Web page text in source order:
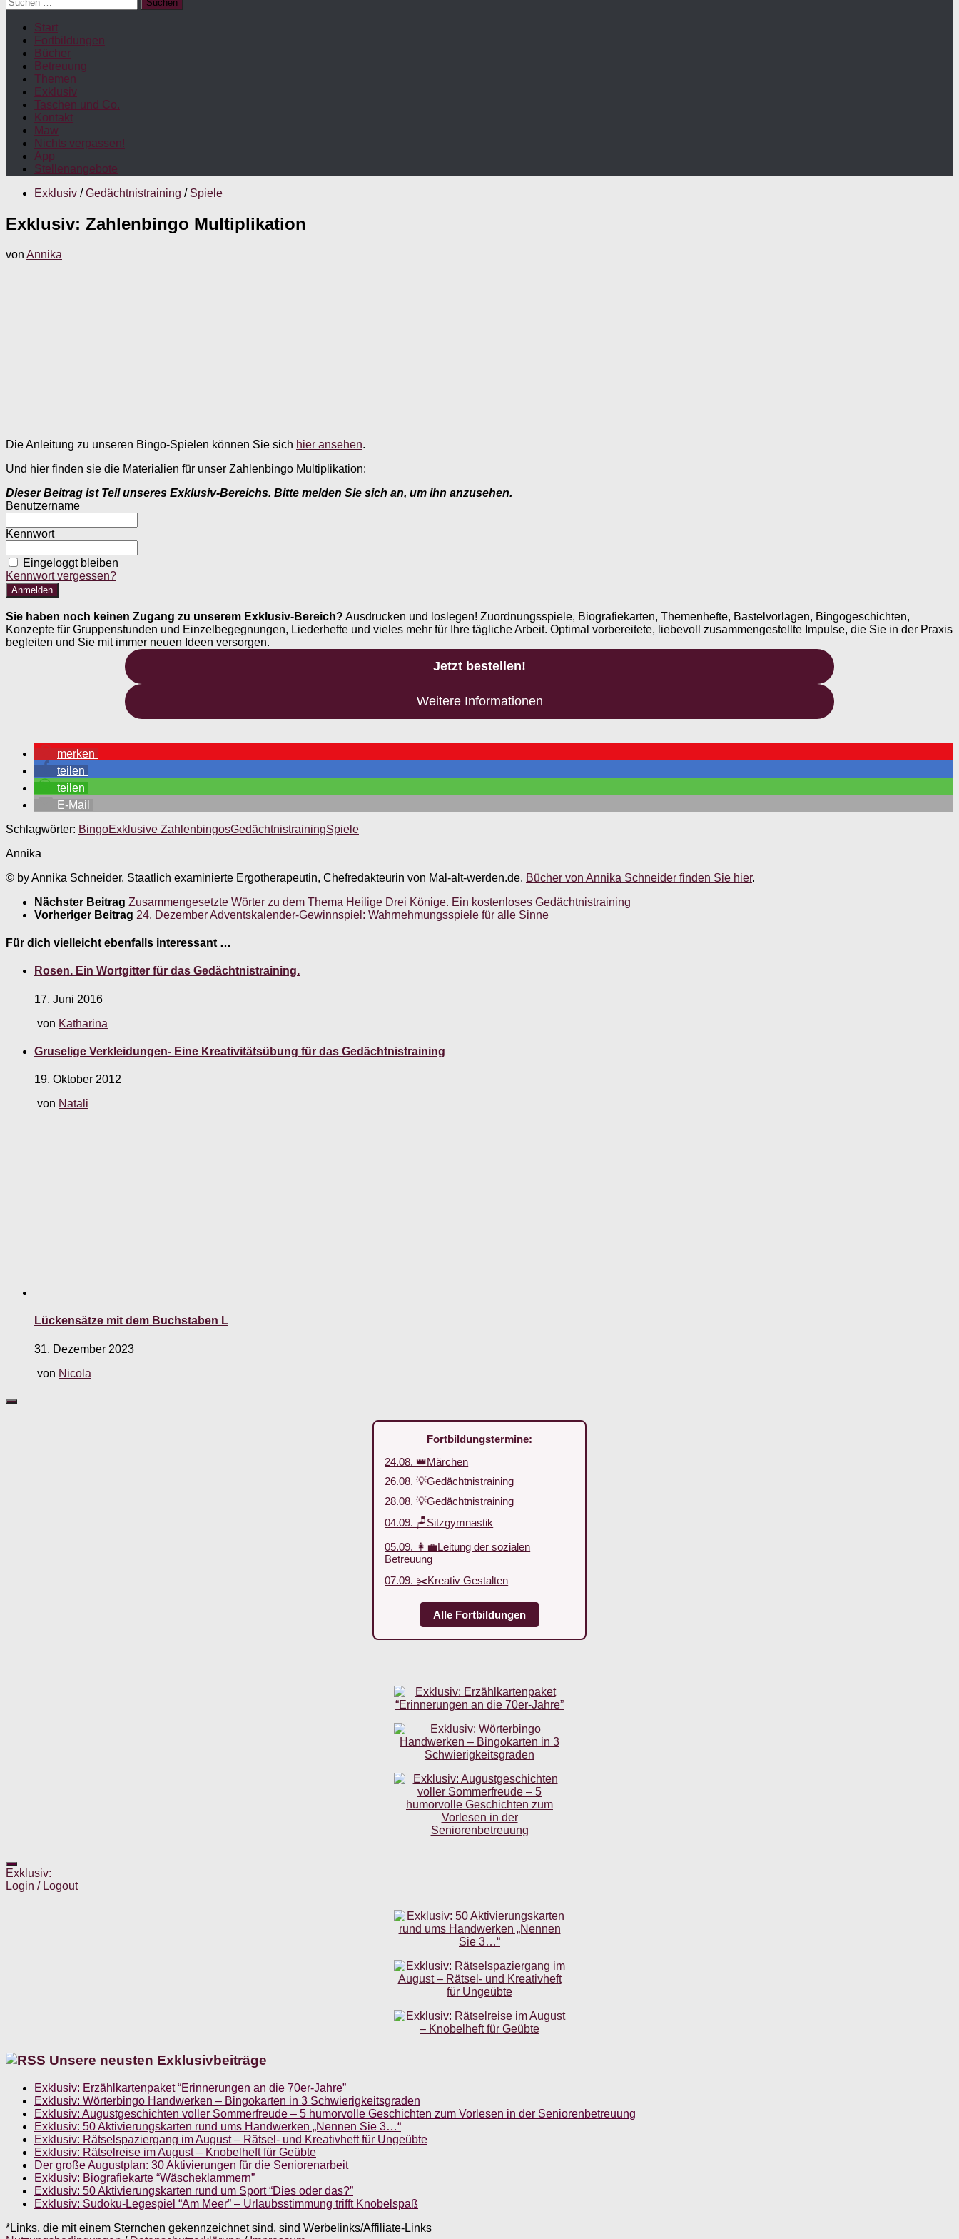
nach:
Start
Fortbildungen
Bücher
Betreuung
Themen
Exklusiv
Taschen und Co.
Kontakt
Maw
Nichts verpassen!
App
Stellenangebote
Exklusiv / Gedächtnistraining / Spiele
Exklusiv: Zahlenbingo Multiplikation
von Annika
Die Anleitung zu unseren Bingo-Spielen können Sie sich hier ansehen.
Und hier finden sie die Materialien für unser Zahlenbingo Multiplikation:
Dieser Beitrag ist Teil unseres Exklusiv-Bereichs. Bitte melden Sie sich an, um ihn anzusehen.
Benutzername
Kennwort
Eingeloggt bleiben
Kennwort vergessen?
Sie haben noch keinen Zugang zu unserem Exklusiv-Bereich? Ausdrucken und loslegen! Zuordnungsspiele, Biografiekarten, Themenhefte, Bastelvorlagen, Bingogeschichten,
Konzepte für Gruppenstunden und Einzelbegegnungen, Liederhefte und vieles mehr für Ihre tägliche Arbeit. Optimal vorbereitete, liebevoll zusammengestellte Impulse, die Sie in der Praxis
begleiten und Sie mit immer neuen Ideen versorgen.
Jetzt bestellen!
Weitere Informationen
merken
teilen
teilen
E-Mail
Schlagwörter: BingoExklusive ZahlenbingosGedächtnistrainingSpiele
Annika
© by Annika Schneider. Staatlich examinierte Ergotherapeutin, Chefredakteurin von Mal-alt-werden.de. Bücher von Annika Schneider finden Sie hier.
Nächster Beitrag Zusammengesetzte Wörter zu dem Thema Heilige Drei Könige. Ein kostenloses Gedächtnistraining
Vorheriger Beitrag 24. Dezember Adventskalender-Gewinnspiel: Wahrnehmungsspiele für alle Sinne
Für dich vielleicht ebenfalls interessant …
Rosen. Ein Wortgitter für das Gedächtnistraining.
17. Juni 2016
von Katharina
Gruselige Verkleidungen- Eine Kreativitätsübung für das Gedächtnistraining
19. Oktober 2012
von Natali
Lückensätze mit dem Buchstaben L
31. Dezember 2023
von Nicola
Fortbildungstermine:
24.08. 👑Märchen
26.08. 💡Gedächtnistraining
28.08. 💡Gedächtnistraining
04.09. 🪑Sitzgymnastik
05.09. 👩‍💼Leitung der sozialen
Betreuung
07.09. ✂️Kreativ Gestalten
Alle Fortbildungen
Exklusiv:
Login / Logout
Unsere neusten Exklusivbeiträge
Exklusiv: Erzählkartenpaket “Erinnerungen an die 70er-Jahre”
Exklusiv: Wörterbingo Handwerken – Bingokarten in 3 Schwierigkeitsgraden
Exklusiv: Augustgeschichten voller Sommerfreude – 5 humorvolle Geschichten zum Vorlesen in der Seniorenbetreuung
Exklusiv: 50 Aktivierungskarten rund ums Handwerken „Nennen Sie 3…“
Exklusiv: Rätselspaziergang im August – Rätsel- und Kreativheft für Ungeübte
Exklusiv: Rätselreise im August – Knobelheft für Geübte
Der große Augustplan: 30 Aktivierungen für die Seniorenarbeit
Exklusiv: Biografiekarte “Wäscheklammern”
Exklusiv: 50 Aktivierungskarten rund um Sport “Dies oder das?”
Exklusiv: Sudoku-Legespiel “Am Meer” – Urlaubsstimmung trifft Knobelspaß
*Links, die mit einem Sternchen gekennzeichnet sind, sind Werbelinks/Affiliate-Links